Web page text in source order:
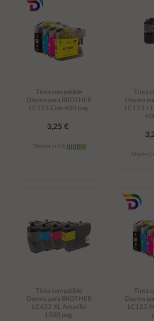
Tinta compatible
Dayma para BROTHER
LC123 Cian 600 pag.
3,25 €
Stocks (+10)
Tinta
Dayma
LC123 /
Stocks
Tinta compatible
Dayma para BROTHER
LC422 XL Amarillo
1500 pag.
Tinta
Dayma
LC123